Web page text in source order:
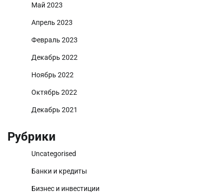
Май 2023
Апрель 2023
Февраль 2023
Декабрь 2022
Ноябрь 2022
Октябрь 2022
Декабрь 2021
Рубрики
Uncategorised
Банки и кредиты
Бизнес и инвестиции